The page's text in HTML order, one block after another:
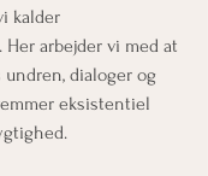
kalder
. Her arbejder vi med at
dialoger og
eksistentiel